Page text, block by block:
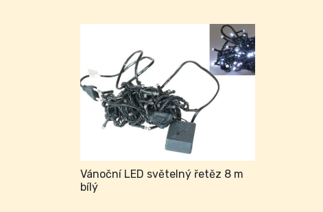
Vánoční LED světelný řetěz 8 m
bílý